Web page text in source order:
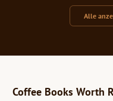
Alle
Coffee Books Worth